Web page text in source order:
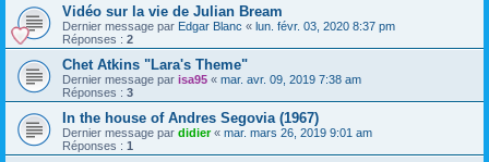
Vidéo sur la vie de Julian Bream
Dernier message par Edgar Blanc « lun. févr. 03, 2020 8:37 pm
Réponses : 2
Chet Atkins "Lara's Theme"
Dernier message par isa95 « mar. avr. 09, 2019 7:38 am
Réponses : 3
In the house of Andres Segovia (1967)
Dernier message par didier« mar. mars 26, 2019 9:01 am
Réponses : 1